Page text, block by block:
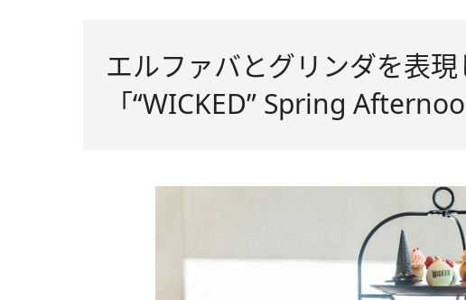
エルファバとグリンダを表
「“WICKED” Spring